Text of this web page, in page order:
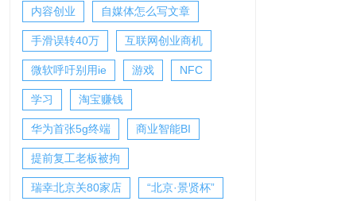
内容创业 自媒体怎么写文章
手滑误转40万 互联网创业商机
微软呼吁别用ie 游戏 NFC
学习 淘宝赚钱
华为首张5g终端 商业智能BI
提前复工老板被拘
瑞幸北京关80家店 “北京·景贤杯”